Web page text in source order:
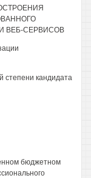
ВЕБ-СЕРВИСОВ
степени кандидата
бюджетном